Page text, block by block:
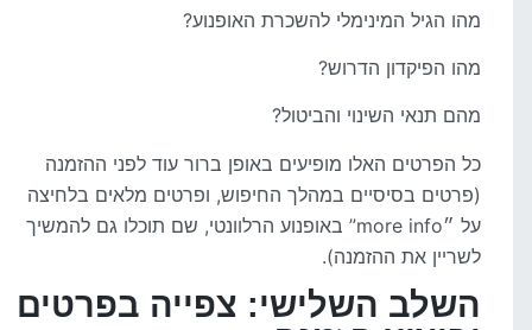
מהו הגיל המינימלי להשכרת האופנוע?
מהו הפיקדון הדרוש?
מהם תנאי השינוי והביטול?
כל הפרטים האלו מופיעים באופן ברור עוד לפני ההזמנה
(פרטים בסיסיים במהלך החיפוש, ופרטים מלאים בלחיצה
על ״more info” באופנוע הרלוונטי, שם תוכלו גם להמשיך
לשריין את ההזמנה).
השלב השלישי: צפייה בפרטים